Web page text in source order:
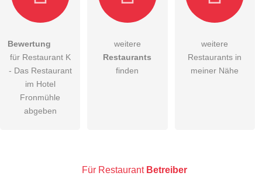
DieDatenschutzerklärunghabe ich zur Kenntnis genommen.
öffentliche Frage stellen
Hinweis:Bitte beachten Sie, öffentliche Fragen sind
Bewertung
für Restaurant K
- Das Restaurant
im Hotel
Fronmühle
abgeben
weitere
Restaurants
finden
weitere
Restaurants in
meiner Nähe
Für Restaurant Betreiber